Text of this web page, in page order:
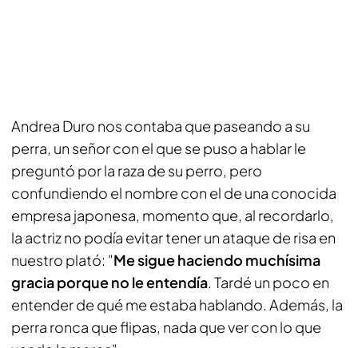
Andrea Duro nos contaba que paseando a su
perra, un señor con el que se puso a hablar le
preguntó por la raza de su perro, pero
confundiendo el nombre con el de una conocida
empresa japonesa, momento que, al recordarlo,
la actriz no podía evitar tener un ataque de risa en
nuestro plató: "Me sigue haciendo muchísima
gracia porque no le entendía. Tardé un poco en
entender de qué me estaba hablando. Además, la
perra ronca que flipas, nada que ver con lo que